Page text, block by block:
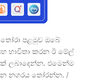
පළමුව ඔබේ
භාවිතා කරන ඊ මේල්
ලබාදෙන්න. එමෙන්ම
නගරය තෝරන්න. /